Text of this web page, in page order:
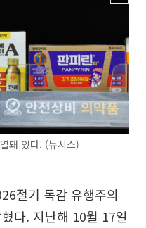
돼 있다. (뉴시스)
절기 독감 유행주의
다. 지난해 10월 17일